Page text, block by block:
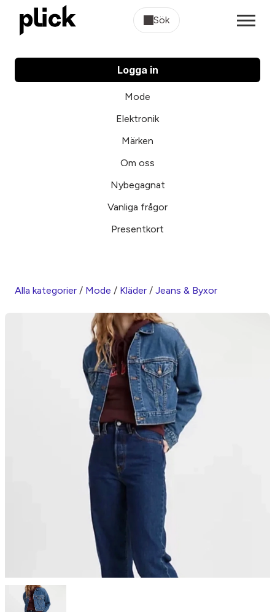
Sök
Logga in
Mode
Elektronik
Märken
Om oss
Nybegagnat
Vanliga frågor
Presentkort
Alla kategorier / Mode / Kläder / Jeans & Byxor